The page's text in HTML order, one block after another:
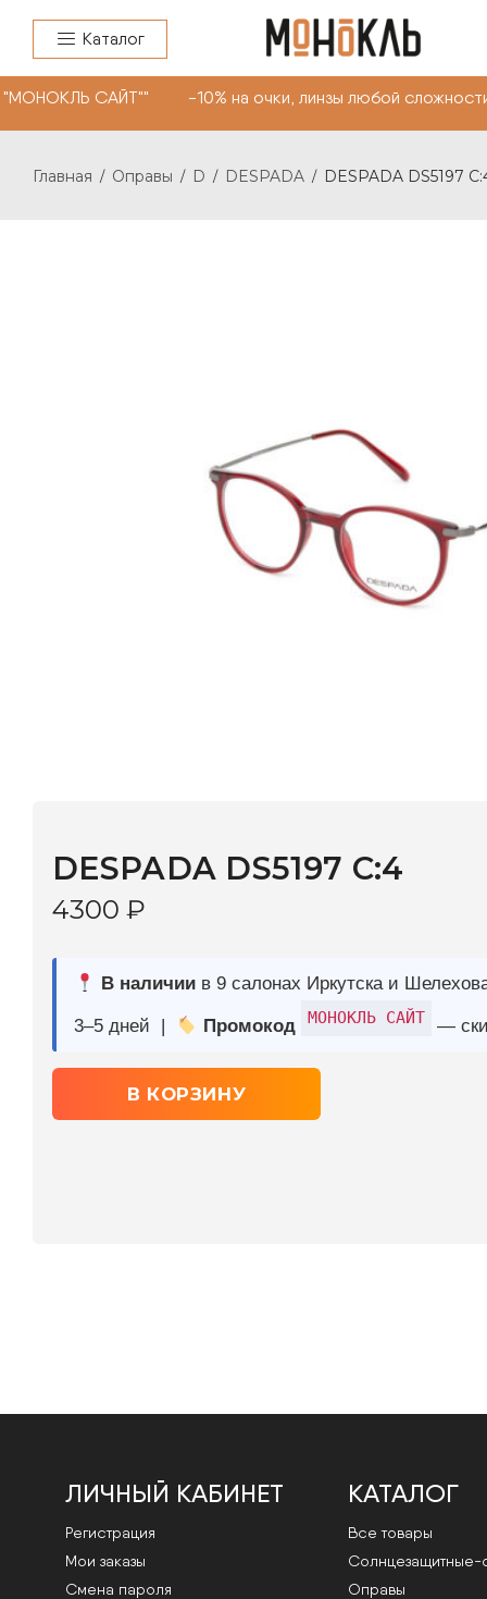
Каталог
САЙТ"" -10% на очки, линзы любой
Главная / Оправы / D / DESPADA / DESPADA DS5197
3–5 дней | Промокод — скидка 10%
В КОРЗИНУ
ЛИЧНЫЙ КАБИНЕТ
Регистрация
Мои заказы
Смена пароля
КАТАЛОГ
Все товары
Cолнцезащитные-
Оправы